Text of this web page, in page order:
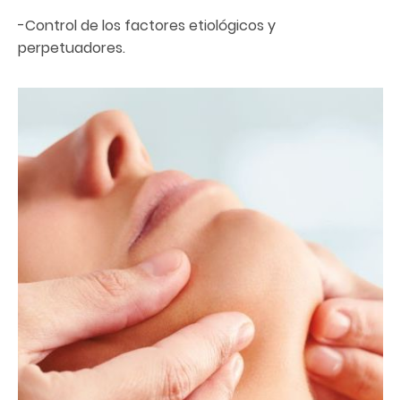
-Control de los factores etiológicos y
perpetuadores.